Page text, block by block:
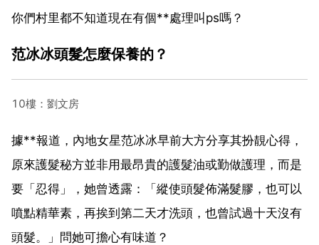
你們村里都不知道現在有個**處理叫ps嗎？
范冰冰頭髮怎麼保養的？
10樓：劉文房
據**報道，內地女星范冰冰早前大方分享其扮靚心得，
原來護髮秘方並非用最昂貴的護髮油或勤做護理，而是
要「忍得」，她曾透露：「縱使頭髮佈滿髮膠，也可以
噴點精華素，再挨到第二天才洗頭，也曾試過十天沒有
頭髮。」問她可擔心有味道？